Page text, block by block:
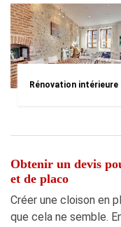
Rénovation intérieure
Obtenir un devis
et de placo
Créer une cloison en
que cela ne semble.